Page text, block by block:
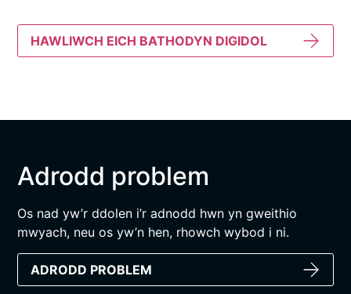
HAWLIWCH EICH BATHODYN DIGIDOL
Adrodd problem
Os nad yw’r ddolen i’r adnodd hwn yn gweithio
mwyach, neu os yw’n hen, rhowch wybod i ni.
ADRODD PROBLEM